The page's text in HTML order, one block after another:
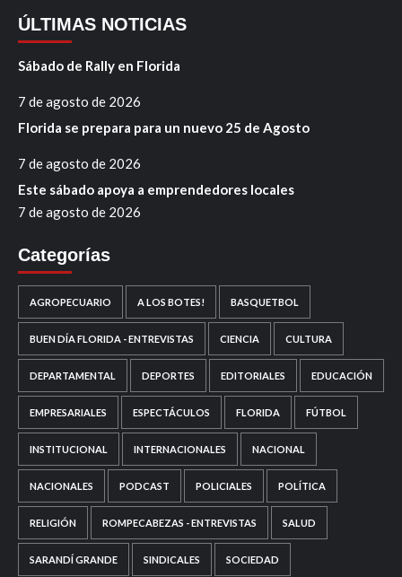
ÚLTIMAS NOTICIAS
Sábado de Rally en Florida
7 de agosto de 2026
Florida se prepara para un nuevo 25 de Agosto
7 de agosto de 2026
Este sábado apoya a emprendedores locales
7 de agosto de 2026
Categorías
AGROPECUARIO A LOS BOTES! BASQUETBOL
BUEN DÍA FLORIDA - ENTREVISTAS CIENCIA CULTURA
DEPARTAMENTAL DEPORTES EDITORIALES EDUCACIÓN
EMPRESARIALES ESPECTÁCULOS FLORIDA FÚTBOL
INSTITUCIONAL INTERNACIONALES NACIONAL
NACIONALES PODCAST POLICIALES POLÍTICA
RELIGIÓN ROMPECABEZAS - ENTREVISTAS SALUD
SARANDÍ GRANDE SINDICALES SOCIEDAD